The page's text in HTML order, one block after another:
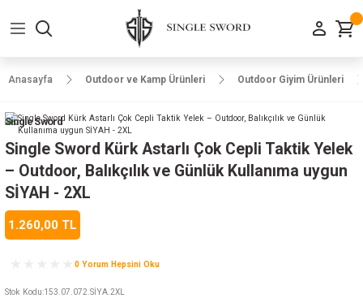
Geri Dön
Geri Dön
Combat
Geri Dön
Geri Dön
Geri Dön
Geri Dön
Geri Dön
Anasayfa Outdoor ve Kamp Ürünleri Outdoor Giyim Ürünleri
Single Sword
Single Sword Kürk Astarlı Çok Cepli Taktik Yelek
– Outdoor, Balıkçılık ve Günlük Kullanıma uygun
SİYAH - 2XL
1.260,00 TL
0 Yorum Hepsini Oku
Stok Kodu:153.07.072.SİYA.2XL